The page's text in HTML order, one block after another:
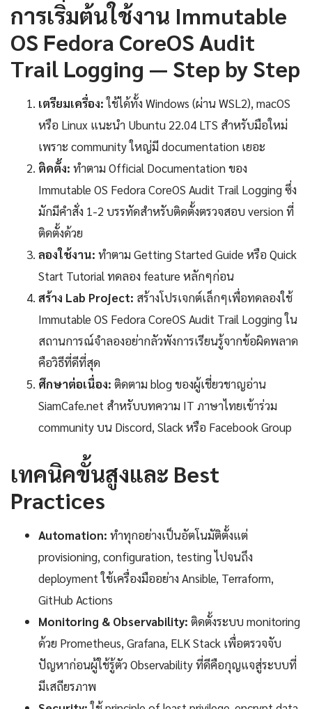
การเริ่มต้นใช้งาน Immutable
OS Fedora CoreOS Audit
Trail Logging — Step by Step
เตรียมเครื่อง:ใช้ได้ทั้ง Windows (ผ่าน WSL2), macOS
หรือ Linux แนะนำ Ubuntu 22.04 LTS สำหรับมือใหม่
เพราะ community ใหญ่มี documentation เยอะ
ติดตั้ง: ทำตาม Official Documentation ของ
Immutable OS Fedora CoreOS Audit Trail Logging ซึ่ง
มักมีคำสั่ง 1-2 บรรทัดสำหรับติดตั้งตรวจสอบ version ที่
ติดตั้งด้วย
ลองใช้งาน: ทำตาม Getting Started Guide หรือ Quick
Start Tutorial ทดลอง feature หลักๆก่อน
สร้าง Lab Project: สร้างโปรเจกต์เล็กๆเพื่อทดลองใช้
Immutable OS Fedora CoreOS Audit Trail Logging ใน
สถานการณ์จำลองอย่ากลัวพังการเรียนรู้จากข้อผิดพลาด
คือวิธีที่ดีที่สุด
ศึกษาต่อเนื่อง: ติดตาม blog ของผู้เชี่ยวชาญอ่าน
SiamCafe.net สำหรับบทความ IT ภาษาไทยเข้าร่วม
community บน Discord, Slack หรือ Facebook Group
เทคนิคขั้นสูงและ Best
Practices
Automation: ทำทุกอย่างเป็นอัตโนมัติตั้งแต่
provisioning, configuration, testing ไปจนถึง
deployment ใช้เครื่องมืออย่าง Ansible, Terraform,
GitHub Actions
Monitoring & Observability: ติดตั้งระบบ monitoring
ด้วย Prometheus, Grafana, ELK Stack เพื่อตรวจจับ
ปัญหาก่อนผู้ใช้รู้ตัว Observability ที่ดีคือกุญแจสู่ระบบที่
มีเสถียรภาพ